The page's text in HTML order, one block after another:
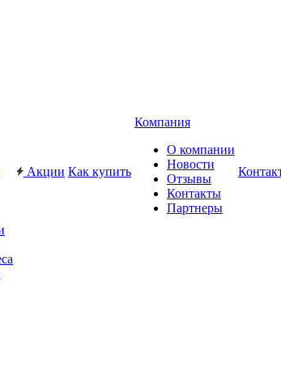
Акции Как купить
Компания
О компании
Новости
Отзывы
Контакты
Партнеры